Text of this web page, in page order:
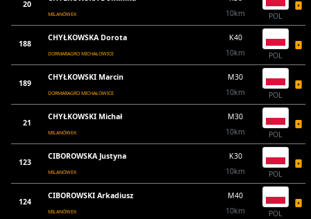
20
MILANÓWEK
10km
POL
188
CHYŁKOWSKA Dorota
DORMARAGRO MICHAŁOWICE
K40
10km
POL
189
CHYŁKOWSKI Marcin
DORMARAGRO MICHAŁOWICE
M30
10km
POL
21
CHYŁKOWSKI Michał
MILANÓWEK
M30
10km
POL
123
CIBOROWSKA Justyna
MILANÓWEK
K30
10km
POL
124
CIBOROWSKI Arkadiusz
MILANÓWEK
M40
10km
POL